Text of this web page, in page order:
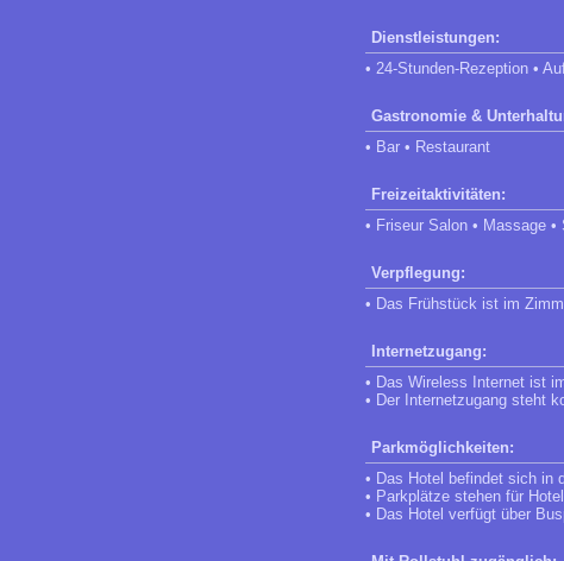
Dienstleistungen:
• 24-Stunden-Rezeption •
Gastronomie &
• Bar • Restaurant
Freizeitaktivitäten:
• Friseur Salon • Massage
Verpflegung:
• Das Frühstück ist im
Internetzugang:
• Das Wireless Internet ist
• Der Internetzugang steht
Parkmöglichkeiten:
• Das Hotel befindet sich in
• Parkplätze stehen für
• Das Hotel verfügt über